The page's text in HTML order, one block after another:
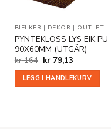
BJELKER | DEKOR | OUTLET
PYNTEKLOSS LYS EIK PU
90X60MM (UTGÅR)
kr164 Opprinnelig
var:
kr 164.
kr79,13Nåværende
er:
kr 79,13.
LEGG I HANDLEKURV